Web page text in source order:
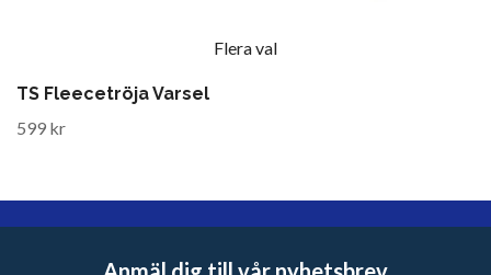
Flera val
TS Fleecetröja Varsel
599 kr